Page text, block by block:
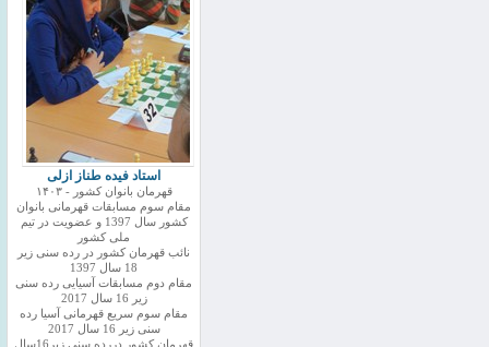
استاد فیده طناز ازلی
قهرمان بانوان کشور - ۱۴۰۳
مقام سوم مسابقات قهرمانی بانوان
کشور سال 1397 و عضویت در تیم
ملی کشور
نائب قهرمان کشور در رده سنی زیر
18 سال 1397
مقام دوم مسابقات آسیایی رده سنی
زیر 16 سال 2017
مقام سوم سریع قهرمانی آسیا رده
سنی زیر 16 سال 2017
قهرمان کشور دررده سنی زیر16سال